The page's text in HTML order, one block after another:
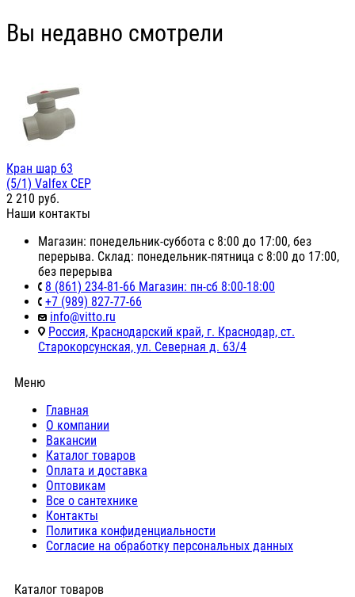
Вы недавно смотрели
Кран шар 63
(5/1) Valfex СЕР
2 210 руб.
Наши контакты
Магазин: понедельник-суббота с 8:00 до 17:00, без
перерыва. Склад: понедельник-пятница с 8:00 до 17:00,
без перерыва
8 (861) 234-81-66 Магазин: пн-сб 8:00-18:00
+7 (989) 827-77-66
info@vitto.ru
Россия, Краснодарский край, г. Краснодар, ст.
Старокорсунская, ул. Северная д. 63/4
Меню
Главная
О компании
Вакансии
Каталог товаров
Оплата и доставка
Оптовикам
Все о сантехнике
Контакты
Политика конфиденциальности
Согласие на обработку персональных данных
Каталог товаров